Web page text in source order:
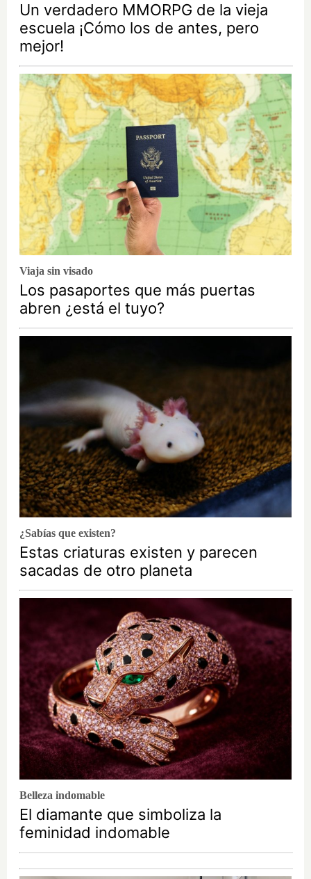
Un verdadero MMORPG de la vieja
escuela ¡Cómo los de antes, pero
mejor!
Viaja sin visado
Los pasaportes que más puertas
abren ¿está el tuyo?
¿Sabías que existen?
Estas criaturas existen y parecen
sacadas de otro planeta
Belleza indomable
El diamante que simboliza la
feminidad indomable